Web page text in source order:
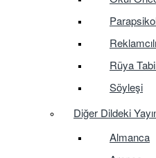
Rüya
Söyleşi
Diğer Dildeki
Almanca